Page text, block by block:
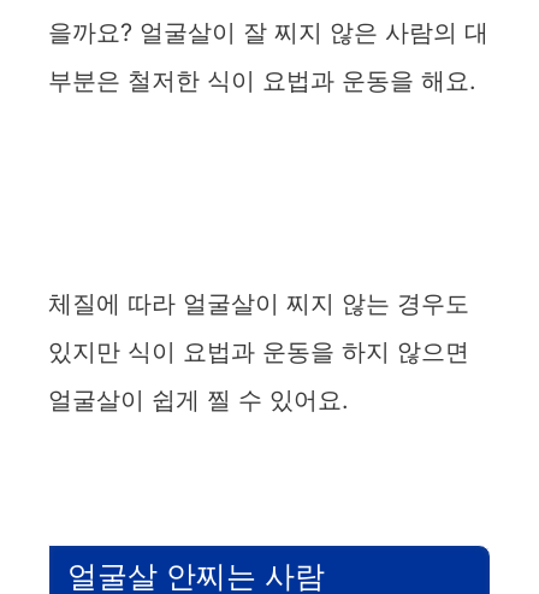
을까요? 얼굴살이 잘 찌지 않은 사람의 대
부분은 철저한 식이 요법과 운동을 해요.
체질에 따라 얼굴살이 찌지 않는 경우도
있지만 식이 요법과 운동을 하지 않으면
얼굴살이 쉽게 찔 수 있어요.
얼굴살 안찌는 사람